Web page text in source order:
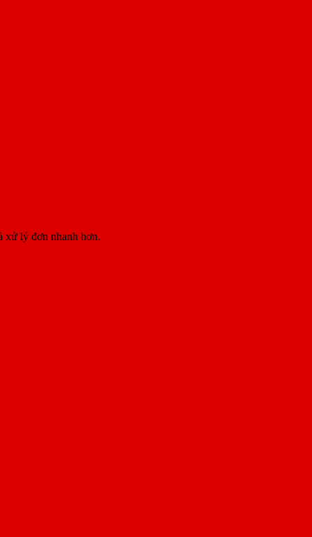
xử lý đơn nhanh hơn.